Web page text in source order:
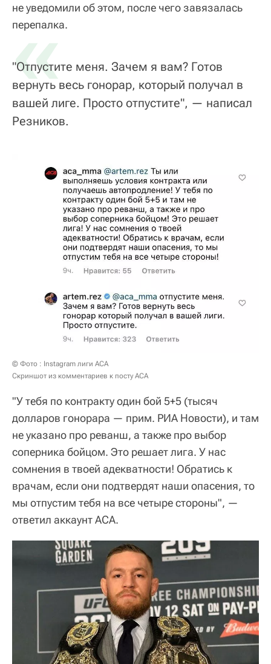
не уведомили об этом, после чего завязалась
перепалка.
«
"Отпустите меня. Зачем я вам? Готов
вернуть весь гонорар, который получал в
вашей лиге. Просто отпустите", — написал
Резников.
© Фото : Instagram лиги АСА
Скриншот из комментариев к посту ACA
"У тебя по контракту один бой 5+5 (тысяч
долларов гонорара — прим. РИА Новости), и там
не указано про реванш, а также про выбор
соперника бойцом. Это решает лига. У нас
сомнения в твоей адекватности! Обратись к
врачам, если они подтвердят наши опасения, то
мы отпустим тебя на все четыре стороны", —
ответил аккаунт АСА.